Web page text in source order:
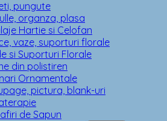
pungute
organza, plasa
Hartie si Celofan
vaze, suporturi florale
si Suporturi Florale
din polistiren
Ornamentale
pictura, blank-uri
de Sapun